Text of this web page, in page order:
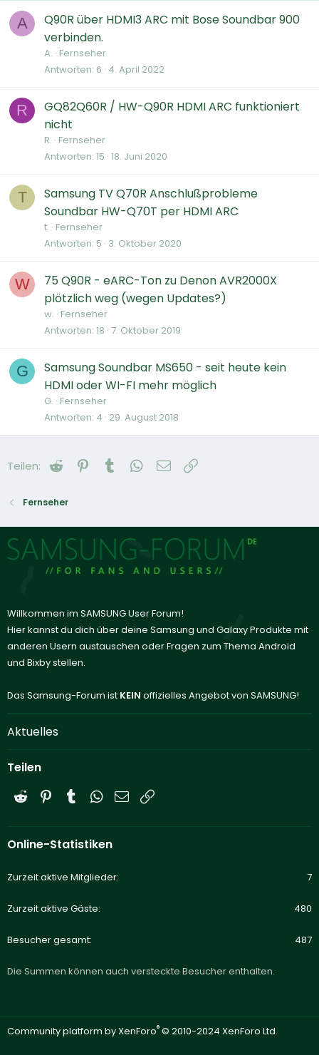
A
Q90R über HDMI3 ARC mit Bose Soundbar 900
verbinden.
A. Fernseher
Antworten 6 4. April 2022
R
GQ82Q60R / HW-Q90R HDMI ARC funktioniert
nicht
R. Fernseher
Antworten 15 18. Juni 2020
T
Samsung TV Q70R Anschlußprobleme
Soundbar HW-Q70T per HDMI ARC
t. Fernseher
Antworten 5 3. Oktober 2020
W
75 Q90R - eARC-Ton zu Denon AVR2000X
plötzlich weg (wegen Updates?)
w. Fernseher
Antworten 18 7. Oktober 2019
G
Samsung Soundbar MS650 - seit heute kein
HDMI oder WI-FI mehr möglich
G. Fernseher
Antworten 4 29. August 2018
Teilen: Reddit Pinterest
Tumblr WhatsApp
E-Mail
Fernseher
Willkommen im SAMSUNG User Forum!
Hier kannst du dich über deine Samsung und Galaxy Produkte mit
anderen Usern austauschen oder Fragen zum Thema Android
und Bixby stellen.
Das Samsung-Forum ist KEIN offizielles Angebot von SAMSUNG!
Aktuelles
Teilen
Reddit PinterestTumblrWhatsApp
E-Mail
Online-Statistiken
Zurzeit aktive Mitglieder 7
Zurzeit aktive Gäste 480
Besucher gesamt 487
Die Summen können auch versteckte Besucher enthalten.
Community platform by XenForo® © 2010-2024 XenForo Ltd.